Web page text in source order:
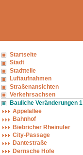
Startseite
Stadt
Stadtteile
Luftaufnahmen
Straßenansichten
Verkehrsachsen
Bauliche Veränderungen 1
Äppelallee
Bahnhof
Biebricher Rheinufer
City-Passage
Dantestraße
Dernsche Höfe